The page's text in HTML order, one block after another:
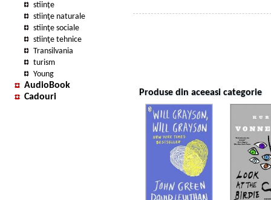
stiințe
stiinţe naturale
stiinţe sociale
stiinţe tehnice
Transilvania
turism
Young
AudioBook
Cadouri
Produse din aceeasi categorie